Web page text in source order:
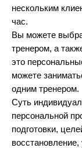
нескольким
час.
Вы можете
тренером, а
это
можете
одним тренером.
Суть
персональной
подготовки,